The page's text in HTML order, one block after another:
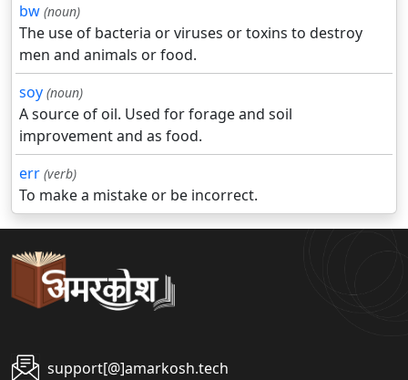
bw (noun)
The use of bacteria or viruses or toxins to destroy
men and animals or food.
soy (noun)
A source of oil. Used for forage and soil
improvement and as food.
err (verb)
To make a mistake or be incorrect.
support[@]amarkosh.tech